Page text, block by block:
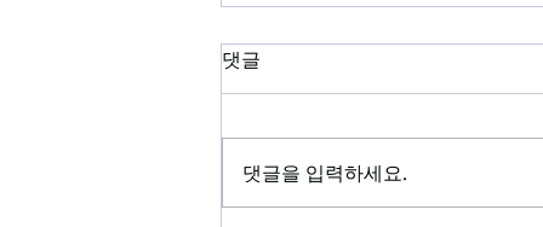
Dec 14, 2025 주보
댓글
댓글을 입력하세요.